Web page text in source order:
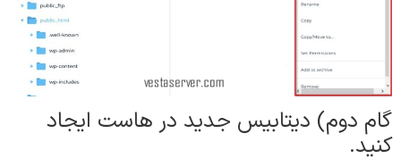
گام دوم) دیتابیس جدید در هاست ایجاد
کنید.